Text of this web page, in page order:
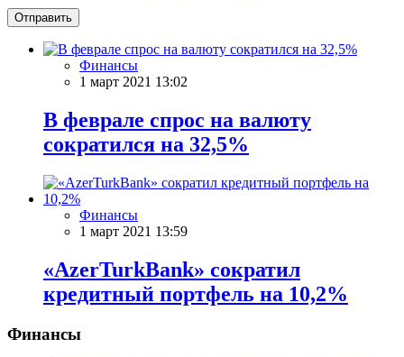
Отправить
Финансы
1 март 2021 13:02
В феврале спрос на валюту
сократился на 32,5%
Финансы
1 март 2021 13:59
«AzerTurkBank» сократил
кредитный портфель на 10,2%
Финансы